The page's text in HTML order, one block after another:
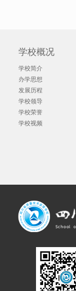
学校概况
学校简介
办学思想
发展历程
学校领导
学校荣誉
学校视频